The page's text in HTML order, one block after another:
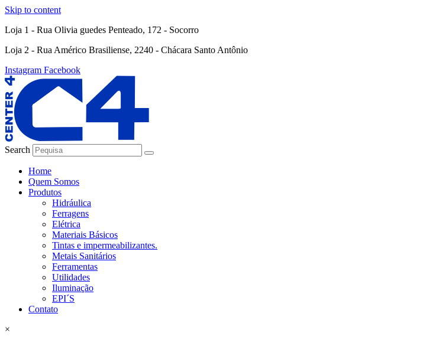
Skip to content
Loja 1 - Rua Olivia guedes Penteado, 172 - Socorro
Loja 2 - Rua Américo Brasiliense, 2240 - Chácara Santo Antônio
Instagram Facebook
Search
Home
Quem Somos
Produtos
Hidráulica
Ferragens
Elétrica
Materiais Básicos
Tintas e impermeabilizantes.
Metais Sanitários
Ferramentas
Utilidades
Iluminação
EPI´S
Contato
×